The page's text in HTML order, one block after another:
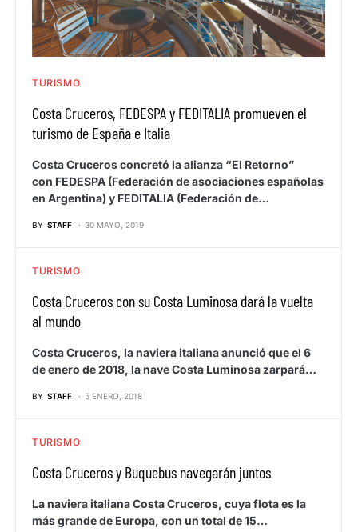
TURISMO
Costa Cruceros, FEDESPA y FEDITALIA promueven el
turismo de España e Italia
Costa Cruceros concretó la alianza “El Retorno”
con FEDESPA (Federación de asociaciones españolas
en Argentina) y FEDITALIA (Federación de…
BY STAFF 30 MAYO, 2019
TURISMO
Costa Cruceros con su Costa Luminosa dará la vuelta
al mundo
Costa Cruceros, la naviera italiana anunció que el 6
de enero de 2018, la nave Costa Luminosa zarpará…
BY STAFF 5 ENERO, 2018
TURISMO
Costa Cruceros y Buquebus navegarán juntos
La naviera italiana Costa Cruceros, cuya flota es la
más grande de Europa, con un total de 15…